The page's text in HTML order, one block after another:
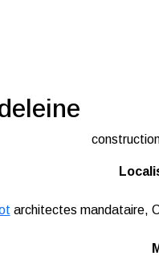
architectes mandataire,